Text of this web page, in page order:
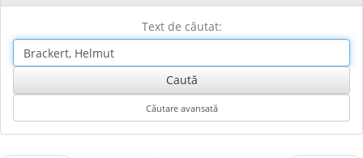
Text de căutat: